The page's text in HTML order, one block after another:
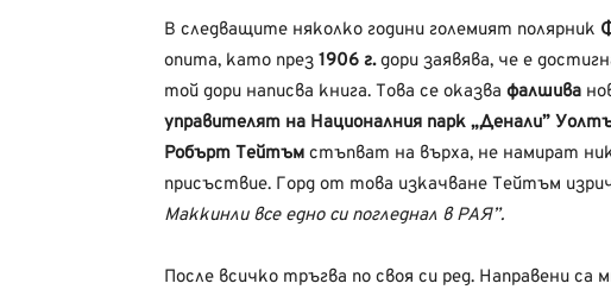
В следващите няколко години големият полярник
опита, като през 1906 г.дори заявява, че е
той дори написва книга. Това се оказва фалшива
управителят на Националния парк „Денали”
Робърт Тейтъм стъпват на върха, не намират
присъствие. Горд от това изкачване Тейтъм
Маккинли все едно си погледнал в РАЯ”.
После всичко тръгва по своя си ред. Направени са